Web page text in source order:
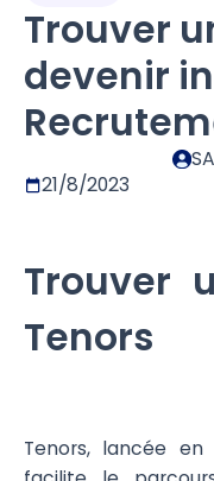
Trouver
devenir
21/8/2023
Trouver
Tenors
Tenors, lancée